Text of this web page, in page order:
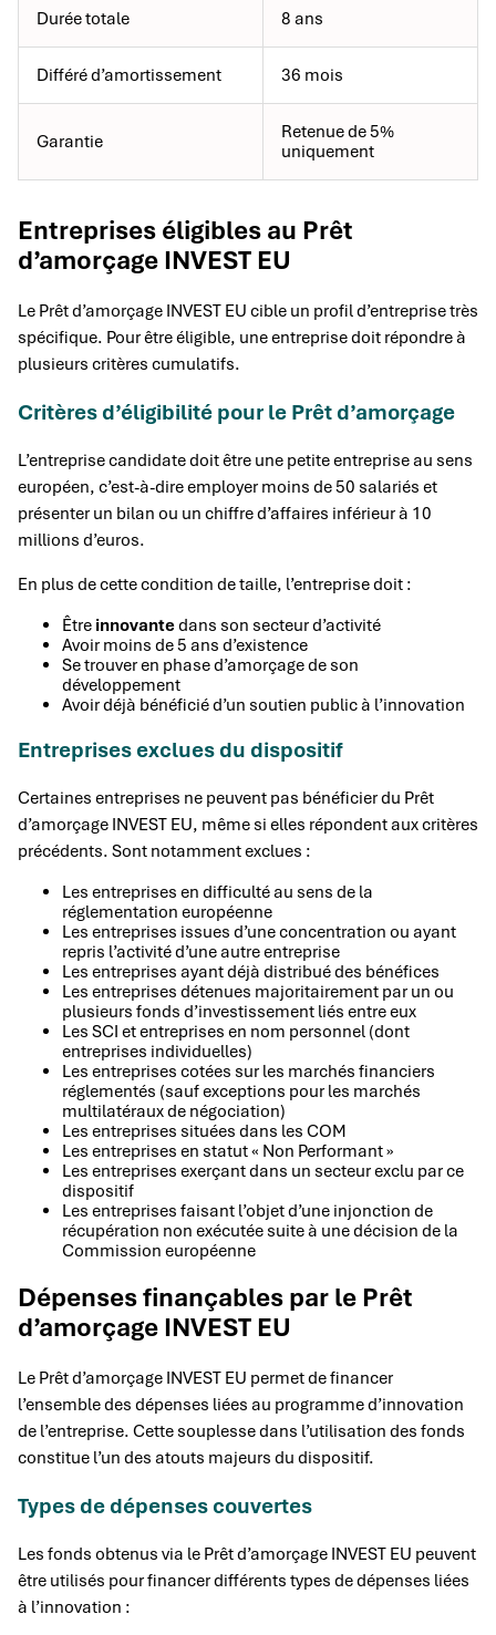
Durée totale 8 ans
Différé d’amortissement 36 mois
Garantie
Retenue de 5%
uniquement
Entreprises éligibles au Prêt
d’amorçage INVEST EU
Le Prêt d’amorçage INVEST EU cible un profil d’entreprise très
spécifique. Pour être éligible, une entreprise doit répondre à
plusieurs critères cumulatifs.
Critères d’éligibilité pour le Prêt d’amorçage
L’entreprise candidate doit être une petite entreprise au sens
européen, c’est-à-dire employer moins de 50 salariés et
présenter un bilan ou un chiffre d’affaires inférieur à 10
millions d’euros.
En plus de cette condition de taille, l’entreprise doit :
Être innovantedans son secteur d’activité
Avoir moins de 5 ans d’existence
Se trouver en phase d’amorçage de son
développement
Avoir déjà bénéficié d’un soutien public à l’innovation
Entreprises exclues du dispositif
Certaines entreprises ne peuvent pas bénéficier du Prêt
d’amorçage INVEST EU, même si elles répondent aux critères
précédents. Sont notamment exclues :
Les entreprises en difficulté au sens de la
réglementation européenne
Les entreprises issues d’une concentration ou ayant
repris l’activité d’une autre entreprise
Les entreprises ayant déjà distribué des bénéfices
Les entreprises détenues majoritairement par un ou
plusieurs fonds d’investissement liés entre eux
Les SCI et entreprises en nom personnel (dont
entreprises individuelles)
Les entreprises cotées sur les marchés financiers
réglementés (sauf exceptions pour les marchés
multilatéraux de négociation)
Les entreprises situées dans les COM
Les entreprises en statut « Non Performant »
Les entreprises exerçant dans un secteur exclu par ce
dispositif
Les entreprises faisant l’objet d’une injonction de
récupération non exécutée suite à une décision de la
Commission européenne
Dépenses finançables par le Prêt
d’amorçage INVEST EU
Le Prêt d’amorçage INVEST EU permet de financer
l’ensemble des dépenses liées au programme d’innovation
de l’entreprise. Cette souplesse dans l’utilisation des fonds
constitue l’un des atouts majeurs du dispositif.
Types de dépenses couvertes
Les fonds obtenus via le Prêt d’amorçage INVEST EU peuvent
être utilisés pour financer différents types de dépenses liées
à l’innovation :